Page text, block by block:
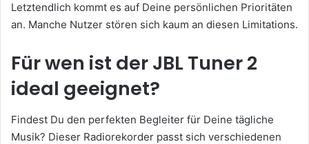
Letztendlich kommt es auf Deine persönlichen Prioritäten
an. Manche Nutzer stören sich kaum an diesen Limitations.
Für wen ist der JBL Tuner 2
ideal geeignet?
Findest Du den perfekten Begleiter für Deine tägliche
Musik? Dieser Radiorekorder passt sich verschiedenen